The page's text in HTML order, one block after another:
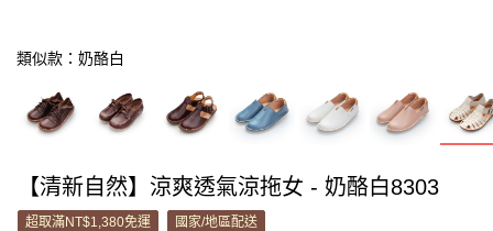
類似款：奶酪白
【清新自然】涼爽透氣涼拖女 - 奶酪白8303
超取滿NT$1,380免運 國家/地區配送